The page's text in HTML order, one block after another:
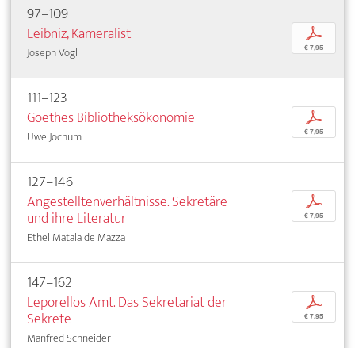
97–109
Leibniz, Kameralist
Joseph Vogl
p
€ 7,95
111–123
Goethes Bibliotheksökonomie
Uwe Jochum
p
€ 7,95
127–146
Angestelltenverhältnisse. Sekretäre
und ihre Literatur
Ethel Matala de Mazza
p
€ 7,95
147–162
Leporellos Amt. Das Sekretariat der
Sekrete
Manfred Schneider
p
€ 7,95